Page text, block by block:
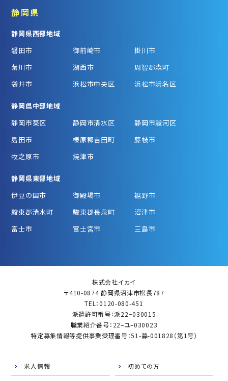
静岡県
静岡県西部地域
磐田市
御前崎市
掛川市
菊川市
湖西市
周智郡森町
袋井市
浜松市中央区 浜松市浜名区
静岡県中部地域
静岡市葵区
静岡市清水区
静岡市駿河区
島田市
榛原郡吉田町
藤枝市
牧之原市
焼津市
静岡県東部地域
伊豆の国市
御殿場市
裾野市
駿東郡清水町
駿東郡長泉町
沼津市
富士市
富士宮市 三島市
株式会社イカイ
〒410-0874 静岡県沼津市松長787
TEL：0120-080-451
派遣許可番号：派22−030015
職業紹介番号：22–ユ–030023
特定募集情報等提供事業受理番号：51-募-001828（第1号）
求人情報 初めての方